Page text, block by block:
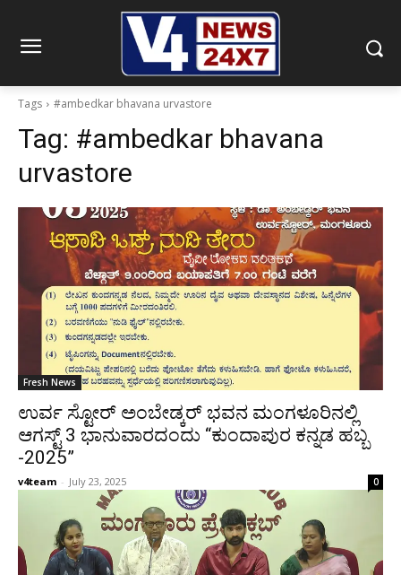
Tags #ambedkar bhavana urvastore
Tag: #ambedkar bhavana
urvastore
Fresh News
ಉರ್ವ ಸ್ಟೋರ್ ಅಂಬೇಡ್ಕರ್ ಭವನ ಮಂಗಳೂರಿನಲ್ಲಿ
ಆಗಸ್ಟ್ 3 ಭಾನುವಾರದಂದು “ಕುಂದಾಪುರ ಕನ್ನಡ ಹಬ್ಬ
-2025”
v4team - July 23, 2025 0